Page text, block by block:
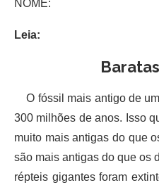
NOME:
Leia:
O fóssil mais antigo de
300 milhões de anos. Isso
muito mais antigas do que
são mais antigas do que os
répteis gigantes foram